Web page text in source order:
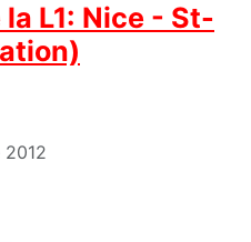
L1: Nice - St-